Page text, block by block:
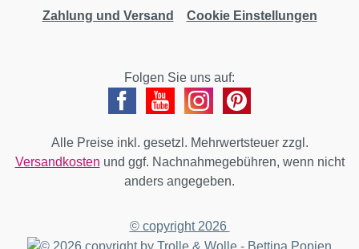
Zahlung und Versand
Cookie Einstellungen
Folgen Sie uns auf:
Alle Preise inkl. gesetzl. Mehrwertsteuer zzgl.
Versandkosten und ggf. Nachnahmegebühren, wenn nicht
anders angegeben.
© copyright 2026